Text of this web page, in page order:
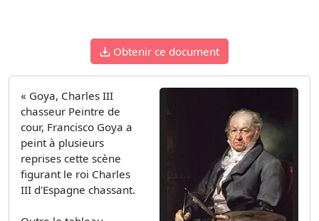
Obtenir ce document
« Goya, Charles III
chasseur Peintre de
cour, Francisco Goya a
peint à plusieurs
reprises cette scène
figurant le roi Charles
III d'Espagne chassant.